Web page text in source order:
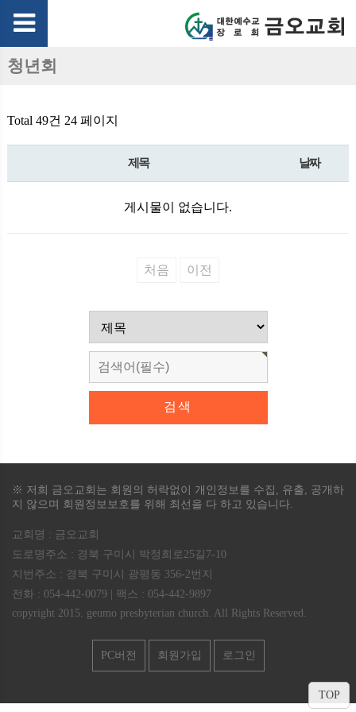
청년회
Total 49건 24 페이지
제목 날짜
게시물이 없습니다.
처음 이전
※ 저희 금오교회는 회원의 허락없이 개인정보를 수집, 유출, 공개하
지 않으며 회원정보보호를 위해 최선을 다 하고 있습니다.
교회명 : 금오교회
도로명주소 : 경북 구미시 박정희로25길7-10
지번주소 : 경북 구미시 광평동 356-2번지
전화 : 054-442-0079
팩스 : 054-442-9897
copyright 2015. geumo presbyterian church. All Rights Reserved.
PC버전 회원가입 로그인
TOP